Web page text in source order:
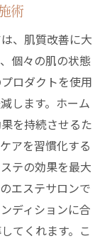
術
、肌質改善に大
個々の肌の状態
ロダクトを使用
します。ホーム
を持続させるた
アを習慣化する
テの効果を最大
エステサロンで
ディションに合
てくれます。こ